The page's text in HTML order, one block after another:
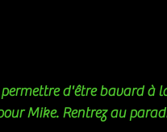
d'être bavard à
Mike. Rentrez au